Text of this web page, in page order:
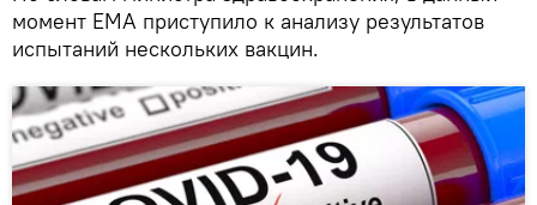
момент EMA приступило к анализу результатов
испытаний нескольких вакцин.